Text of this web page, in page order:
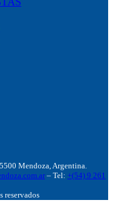
Mendoza, Argentina.
– Tel: +(54) 9 261
reservados